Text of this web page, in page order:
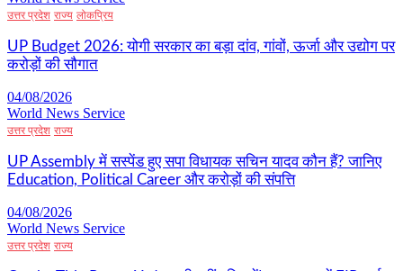
उत्तर प्रदेश राज्य लोकप्रिय
UP Budget 2026: योगी सरकार का बड़ा दांव, गांवों, ऊर्जा और उद्योग पर
करोड़ों की सौगात
04/08/2026
World News Service
उत्तर प्रदेश राज्य
UP Assembly में सस्पेंड हुए सपा विधायक सचिन यादव कौन हैं? जानिए
Education, Political Career और करोड़ों की संपत्ति
04/08/2026
World News Service
उत्तर प्रदेश राज्य